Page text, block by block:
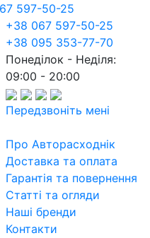
597-50-25
+38 067 597-50-25
+38 095 353-77-70
Понеділок - Неділя:
09:00 - 20:00
Передзвоніть мені
Про Авторасходнік
Доставка та оплата
Гарантія та повернення
Статті та огляди
Наші бренди
Контакти